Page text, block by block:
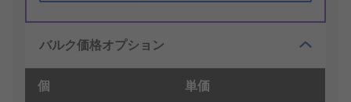
バルク価格オプション
個 単価